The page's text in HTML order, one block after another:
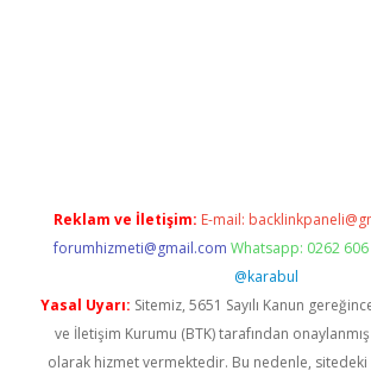
Reklam ve İletişim: E-mail:
forumhizmeti@gmail.com Whatsapp: 0262
@karabul
Yasal Uyarı: Sitemiz, 5651 Sayılı Kanun
ve İletişim Kurumu (BTK) tarafından onaylanmış
olarak hizmet vermektedir. Bu nedenle,